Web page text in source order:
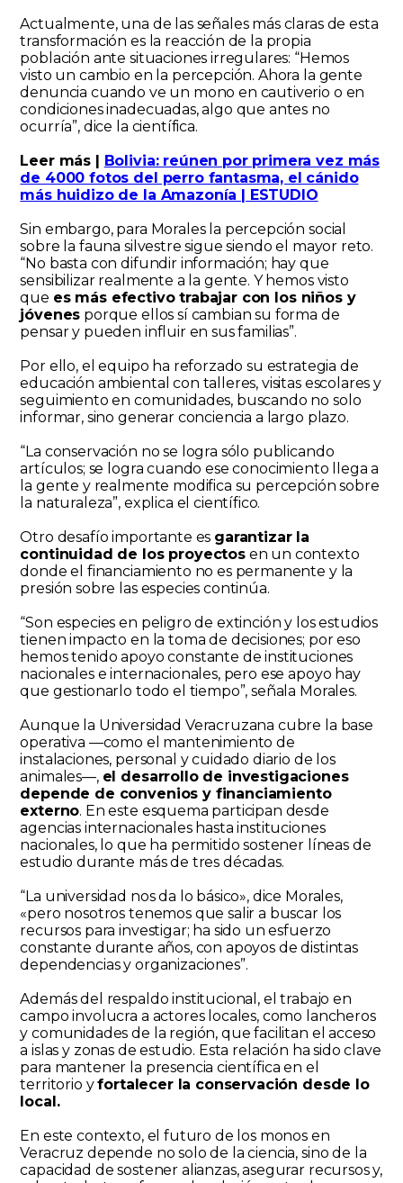
Actualmente, una de las señales más claras de esta
transformación es la reacción de la propia
población ante situaciones irregulares: “Hemos
visto un cambio en la percepción. Ahora la gente
denuncia cuando ve un mono en cautiverio o en
condiciones inadecuadas, algo que antes no
ocurría”, dice la científica.
Leer más |
Bolivia: reúnen por primera vez más
de 4000 fotos del perro fantasma, el cánido
más huidizo de la Amazonía | ESTUDIO
Sin embargo, para Morales la percepción social
sobre la fauna silvestre sigue siendo el mayor reto.
“No basta con difundir información; hay que
sensibilizar realmente a la gente. Y hemos visto
que es más efectivo trabajar con los niños y
jóvenes porque ellos sí cambian su forma de
pensar y pueden influir en sus familias”.
Por ello, el equipo ha reforzado su estrategia de
educación ambiental con talleres, visitas escolares y
seguimiento en comunidades, buscando no solo
informar, sino generar conciencia a largo plazo.
“La conservación no se logra sólo publicando
artículos; se logra cuando ese conocimiento llega a
la gente y realmente modifica su percepción sobre
la naturaleza”, explica el científico.
Otro desafío importante es garantizar la
continuidad de los proyectosen un contexto
donde el financiamiento no es permanente y la
presión sobre las especies continúa.
“Son especies en peligro de extinción y los estudios
tienen impacto en la toma de decisiones; por eso
hemos tenido apoyo constante de instituciones
nacionales e internacionales, pero ese apoyo hay
que gestionarlo todo el tiempo”, señala Morales.
Aunque la Universidad Veracruzana cubre la base
operativa —como el mantenimiento de
instalaciones, personal y cuidado diario de los
animales—, el desarrollo de investigaciones
depende de convenios y financiamiento
externo. En este esquema participan desde
agencias internacionales hasta instituciones
nacionales, lo que ha permitido sostener líneas de
estudio durante más de tres décadas.
“La universidad nos da lo básico», dice Morales,
«pero nosotros tenemos que salir a buscar los
recursos para investigar; ha sido un esfuerzo
constante durante años, con apoyos de distintas
dependencias y organizaciones”.
Además del respaldo institucional, el trabajo en
campo involucra a actores locales, como lancheros
y comunidades de la región, que facilitan el acceso
a islas y zonas de estudio. Esta relación ha sido clave
para mantener la presencia científica en el
territorio yfortalecer la conservación desde lo
local.
En este contexto, el futuro de los monos en
Veracruz depende no solo de la ciencia, sino de la
capacidad de sostener alianzas, asegurar recursos y,